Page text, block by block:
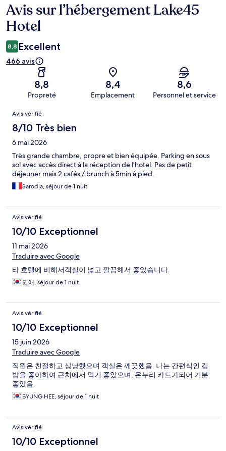
Avis
Avis sur l’hébergement Lake45
Hotel
8,8 Excellent
466 avis
8,8
Propreté
8,4
Emplacement
8,6
Personnel et service
Avis
Avis vérifié
8/10 Très bien
6 mai 2026
Très grande chambre, propre et bien équipée. Parking en sous
sol avec accès direct à la réception de l'hotel. Pas de petit
déjeuner mais 2 cafés / brunch à 5min à pied.
Sarodia, séjour de 1 nuit
Avis vérifié
10/10 Exceptionnel
11 mai 2026
Traduire avec Google
타 호텔에 비해서객실이 넓고 깔끔해서 좋았습니다.
권애, séjour de 1 nuit
Avis vérifié
10/10 Exceptionnel
15 juin 2026
Traduire avec Google
직원은 친절하고 상냥했으며 객실은 깨끗했음. 나는 간편식인 김
밥을 좋아하여 근처에서 먹기 좋았으며, 온누리 카드가되어 기분
좋았음.
BYUNG HEE, séjour de 1 nuit
Avis vérifié
10/10 Exceptionnel